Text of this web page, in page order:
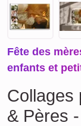
Fête des
enfants et
Collages
& Pères